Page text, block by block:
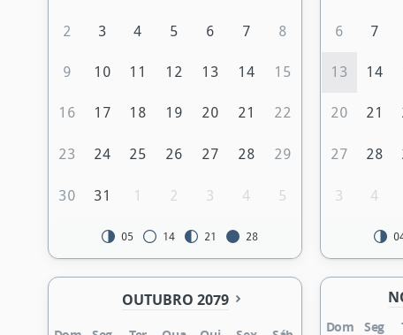
2 3 4 5 6 7 8
9 10 11 12 13 14 15
16 17 18 19 20 21 22
23 24 25 26 27 28 29
30 31 1 2 3 4 5
05 14 21 28
6 7
13 14
20 21
27 28
3 4
OUTUBRO 2079
Dom Seg